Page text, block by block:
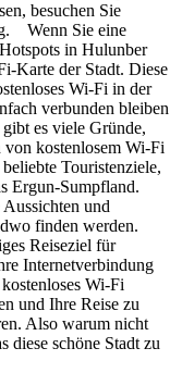
besuchen Sie
Wenn Sie eine
in Hulunber
Karte der Stadt. Diese
Wi-Fi in der
verbunden bleiben
es viele Gründe,
von kostenlosem Wi-Fi
Touristenziele,
Ergun-Sumpfland.
und
finden werden.
Reiseziel für
Internetverbindung
Wi-Fi
und Ihre Reise zu
Also warum nicht
diese schöne Stadt zu